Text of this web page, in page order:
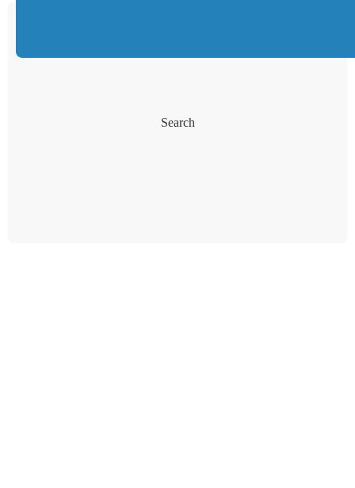
Search